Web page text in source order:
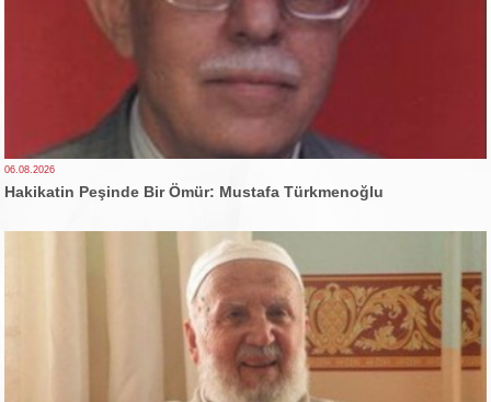
06.08.2026
Hakikatin Peşinde Bir Ömür: Mustafa Türkmenoğlu